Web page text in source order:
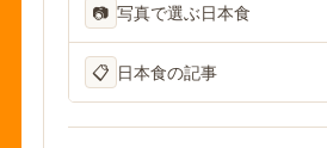
📷 写真で選ぶ日本食
📋 日本食の記事